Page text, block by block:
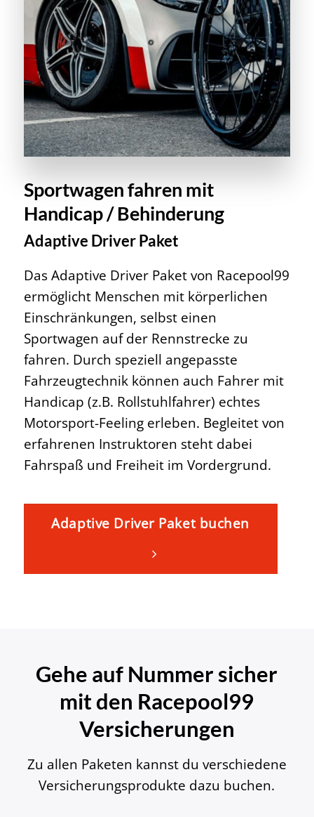
Sportwagen fahren mit
Handicap / Behinderung
Adaptive Driver Paket
Das Adaptive Driver Paket von Racepool99
ermöglicht Menschen mit körperlichen
Einschränkungen, selbst einen
Sportwagen auf der Rennstrecke zu
fahren. Durch speziell angepasste
Fahrzeugtechnik können auch Fahrer mit
Handicap (z.B. Rollstuhlfahrer) echtes
Motorsport-Feeling erleben. Begleitet von
erfahrenen Instruktoren steht dabei
Fahrspaß und Freiheit im Vordergrund.
Adaptive Driver Paket buchen
Gehe auf Nummer sicher
mit den Racepool99
Versicherungen
Zu allen Paketen kannst du verschiedene
Versicherungsprodukte dazu buchen.